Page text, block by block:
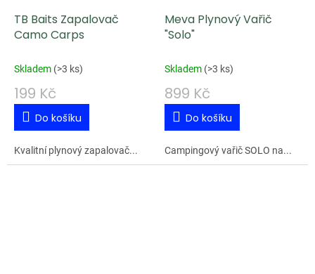
TB Baits Zapalovač
Camo Carps
Skladem (>3 ks)
199 Kč
Do košíku
Kvalitní plynový zapalovač...
Meva Plynový Vařič
"Solo"
Skladem (>3 ks)
899 Kč
Do košíku
Campingový vařič SOLO na...